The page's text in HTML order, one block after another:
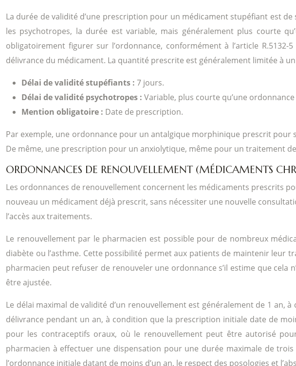
La durée de validité d’une prescription pour un médicament stupéfiant est
les psychotropes, la durée est variable, mais généralement plus courte
obligatoirement figurer sur l’ordonnance, conformément à l’article
délivrance du médicament. La quantité prescrite est généralement limitée à
Délai de validité stupéfiants : 7 jours.
Délai de validité psychotropes : Variable, plus courte qu’une
Mention obligatoire : Date de prescription.
Par exemple, une ordonnance pour un antalgique morphinique prescrit
De même, une prescription pour un anxiolytique, même pour un traitement
ORDONNANCES DE RENOUVELLEMENT (MÉDICAMENTS
Les ordonnances de renouvellement concernent les médicaments prescrits
nouveau un médicament déjà prescrit, sans nécessiter une nouvelle
l’accès aux traitements.
Le renouvellement par le pharmacien est possible pour de nombreux
diabète ou l’asthme. Cette possibilité permet aux patients de maintenir leur
pharmacien peut refuser de renouveler une ordonnance s’il estime que cela
être ajustée.
Le délai maximal de validité d’un renouvellement est généralement de 1
délivrance pendant un an, à condition que la prescription initiale date de
pour les contraceptifs oraux, où le renouvellement peut être autorisé
pharmacien à effectuer une dispensation pour une durée maximale de
l’ordonnance initiale datant de moins d’un an, le respect des posologies et